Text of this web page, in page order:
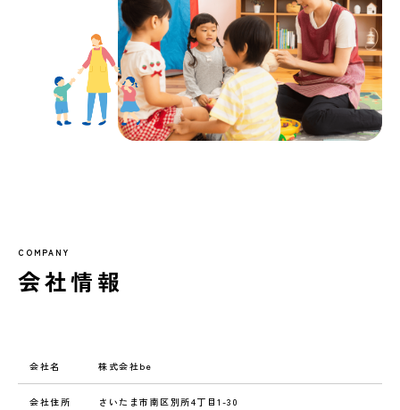
COMPANY
会社情報
会社名 株式会社be
会社住所 さいたま市南区別所4丁目1-30